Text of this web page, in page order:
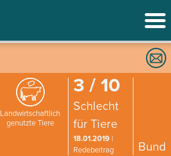
Landwirtschaftlich
genutzte Tiere
3 / 10
Schlecht
für Tiere
18.01.2019|
Redebeitrag
Bund